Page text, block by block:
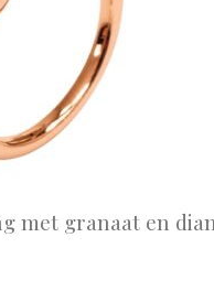
met granaat en